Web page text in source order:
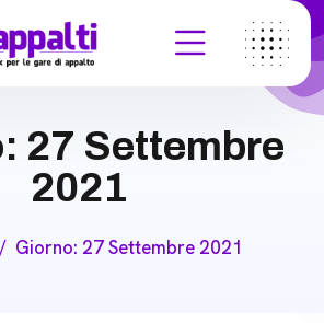
27 Settembre
2021
Giorno: 27 Settembre 2021